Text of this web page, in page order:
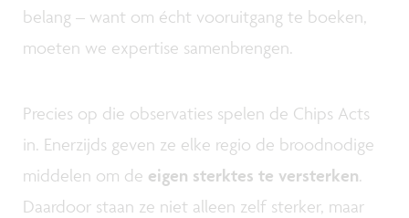
belang – want om écht vooruitgang te boeken,
moeten we expertise samenbrengen.
Precies op die observaties spelen de Chips Acts
in. Enerzijds geven ze elke regio de broodnodige
middelen om de eigen sterktes te versterken.
Daardoor staan ze niet alleen zelf sterker, maar